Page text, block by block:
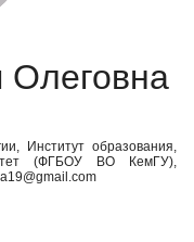
Институт образования,
(ФГБОУ ВО КемГУ),